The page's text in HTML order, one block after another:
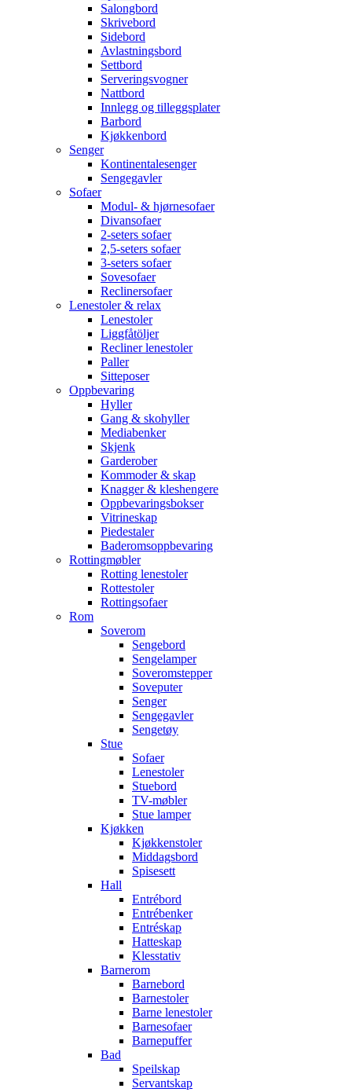
Salongbord
Skrivebord
Sidebord
Avlastningsbord
Settbord
Serveringsvogner
Nattbord
Innlegg og tilleggsplater
Barbord
Kjøkkenbord
Senger
Kontinentalesenger
Sengegavler
Sofaer
Modul- & hjørnesofaer
Divansofaer
2-seters sofaer
2,5-seters sofaer
3-seters sofaer
Sovesofaer
Reclinersofaer
Lenestoler & relax
Lenestoler
Liggfåtöljer
Recliner lenestoler
Paller
Sitteposer
Oppbevaring
Hyller
Gang & skohyller
Mediabenker
Skjenk
Garderober
Kommoder & skap
Knagger & kleshengere
Oppbevaringsbokser
Vitrineskap
Piedestaler
Baderomsoppbevaring
Rottingmøbler
Rotting lenestoler
Rottestoler
Rottingsofaer
Rom
Soverom
Sengebord
Sengelamper
Soveromstepper
Soveputer
Senger
Sengegavler
Sengetøy
Stue
Sofaer
Lenestoler
Stuebord
TV-møbler
Stue lamper
Kjøkken
Kjøkkenstoler
Middagsbord
Spisesett
Hall
Entrébord
Entrébenker
Entréskap
Hatteskap
Klesstativ
Barnerom
Barnebord
Barnestoler
Barne lenestoler
Barnesofaer
Barnepuffer
Bad
Speilskap
Servantskap